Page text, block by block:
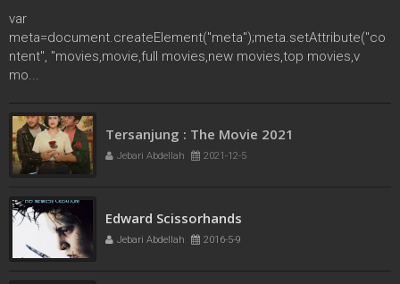
var
meta=document.createElement("meta");meta.setAttribute("co
ntent", "movies,movie,full movies,new movies,top movies,v
mo...
Tersanjung : The Movie 2021
Jebari Abdellah 2021-12-5
Edward Scissorhands
Jebari Abdellah 2016-5-9